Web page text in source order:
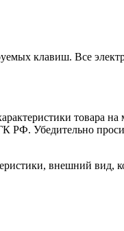
клавиш. Все
РФ. Убедительно
внешний вид,